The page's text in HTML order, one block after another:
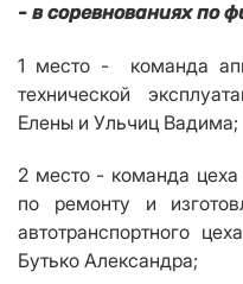
- в соревнованиях по
1 место - команда
технической
Елены и Ульчиц Вадима;
2 место - команда
по ремонту и
автотранспортного
Бутько Александра;